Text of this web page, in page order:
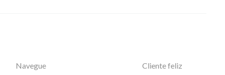
Navegue Cliente feliz